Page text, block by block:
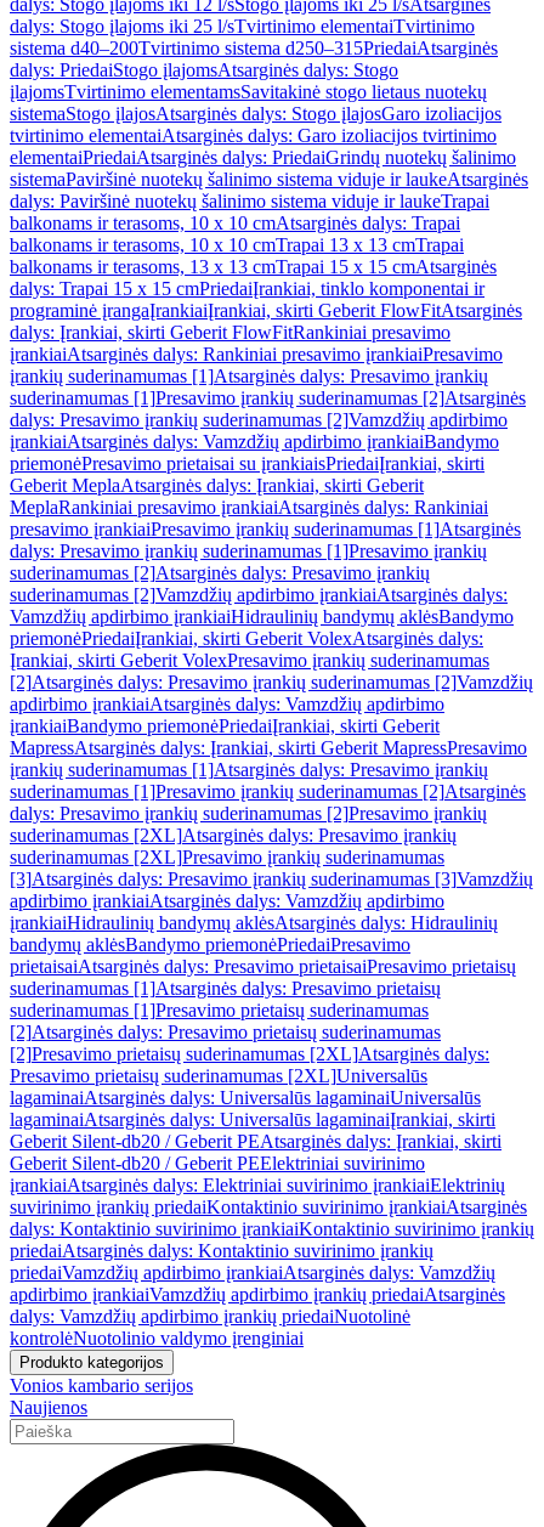
dalys: Stogo įlajoms iki 12 l/sStogo įlajoms iki 25 l/sAtsarginės
dalys: Stogo įlajoms iki 25 l/sTvirtinimo elementaiTvirtinimo
sistema d40–200Tvirtinimo sistema d250–315PriedaiAtsarginės
dalys: PriedaiStogo įlajomsAtsarginės dalys: Stogo
įlajomsTvirtinimo elementamsSavitakinė stogo lietaus nuotekų
sistemaStogo įlajosAtsarginės dalys: Stogo įlajosGaro izoliacijos
tvirtinimo elementaiAtsarginės dalys: Garo izoliacijos tvirtinimo
elementaiPriedaiAtsarginės dalys: PriedaiGrindų nuotekų šalinimo
sistemaPaviršinė nuotekų šalinimo sistema viduje ir laukeAtsarginės
dalys: Paviršinė nuotekų šalinimo sistema viduje ir laukeTrapai
balkonams ir terasoms, 10 x 10 cmAtsarginės dalys: Trapai
balkonams ir terasoms, 10 x 10 cmTrapai 13 x 13 cmTrapai
balkonams ir terasoms, 13 x 13 cmTrapai 15 x 15 cmAtsarginės
dalys: Trapai 15 x 15 cmPriedaiĮrankiai, tinklo komponentai ir
programinė įrangaĮrankiaiĮrankiai, skirti Geberit FlowFitAtsarginės
dalys: Įrankiai, skirti Geberit FlowFitRankiniai presavimo
įrankiaiAtsarginės dalys: Rankiniai presavimo įrankiaiPresavimo
įrankių suderinamumas [1]Atsarginės dalys: Presavimo įrankių
suderinamumas [1]Presavimo įrankių suderinamumas [2]Atsarginės
dalys: Presavimo įrankių suderinamumas [2]Vamzdžių apdirbimo
įrankiaiAtsarginės dalys: Vamzdžių apdirbimo įrankiaiBandymo
priemonėPresavimo prietaisai su įrankiaisPriedaiĮrankiai, skirti
Geberit MeplaAtsarginės dalys: Įrankiai, skirti Geberit
MeplaRankiniai presavimo įrankiaiAtsarginės dalys: Rankiniai
presavimo įrankiaiPresavimo įrankių suderinamumas [1]Atsarginės
dalys: Presavimo įrankių suderinamumas [1]Presavimo įrankių
suderinamumas [2]Atsarginės dalys: Presavimo įrankių
suderinamumas [2]Vamzdžių apdirbimo įrankiaiAtsarginės dalys:
Vamzdžių apdirbimo įrankiaiHidraulinių bandymų aklėsBandymo
priemonėPriedaiĮrankiai, skirti Geberit VolexAtsarginės dalys:
Įrankiai, skirti Geberit VolexPresavimo įrankių suderinamumas
[2]Atsarginės dalys: Presavimo įrankių suderinamumas [2]Vamzdžių
apdirbimo įrankiaiAtsarginės dalys: Vamzdžių apdirbimo
įrankiaiBandymo priemonėPriedaiĮrankiai, skirti Geberit
MapressAtsarginės dalys: Įrankiai, skirti Geberit MapressPresavimo
įrankių suderinamumas [1]Atsarginės dalys: Presavimo įrankių
suderinamumas [1]Presavimo įrankių suderinamumas [2]Atsarginės
dalys: Presavimo įrankių suderinamumas [2]Presavimo įrankių
suderinamumas [2XL]Atsarginės dalys: Presavimo įrankių
suderinamumas [2XL]Presavimo įrankių suderinamumas
[3]Atsarginės dalys: Presavimo įrankių suderinamumas [3]Vamzdžių
apdirbimo įrankiaiAtsarginės dalys: Vamzdžių apdirbimo
įrankiaiHidraulinių bandymų aklėsAtsarginės dalys: Hidraulinių
bandymų aklėsBandymo priemonėPriedaiPresavimo
prietaisaiAtsarginės dalys: Presavimo prietaisaiPresavimo prietaisų
suderinamumas [1]Atsarginės dalys: Presavimo prietaisų
suderinamumas [1]Presavimo prietaisų suderinamumas
[2]Atsarginės dalys: Presavimo prietaisų suderinamumas
[2]Presavimo prietaisų suderinamumas [2XL]Atsarginės dalys:
Presavimo prietaisų suderinamumas [2XL]Universalūs
lagaminaiAtsarginės dalys: Universalūs lagaminaiUniversalūs
lagaminaiAtsarginės dalys: Universalūs lagaminaiĮrankiai, skirti
Geberit Silent-db20 / Geberit PEAtsarginės dalys: Įrankiai, skirti
Geberit Silent-db20 / Geberit PEElektriniai suvirinimo
įrankiaiAtsarginės dalys: Elektriniai suvirinimo įrankiaiElektrinių
suvirinimo įrankių priedaiKontaktinio suvirinimo įrankiaiAtsarginės
dalys: Kontaktinio suvirinimo įrankiaiKontaktinio suvirinimo įrankių
priedaiAtsarginės dalys: Kontaktinio suvirinimo įrankių
priedaiVamzdžių apdirbimo įrankiaiAtsarginės dalys: Vamzdžių
apdirbimo įrankiaiVamzdžių apdirbimo įrankių priedaiAtsarginės
dalys: Vamzdžių apdirbimo įrankių priedaiNuotolinė
kontrolėNuotolinio valdymo įrenginiai
Produkto kategorijos
Vonios kambario serijos
Naujienos